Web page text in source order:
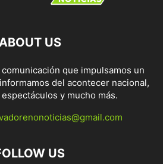
US
que impulsamos un
del acontecer nacional,
y mucho más.
US